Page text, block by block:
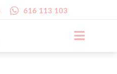
616 113 103